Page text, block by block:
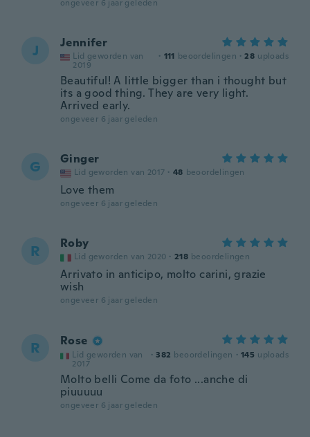
ongeveer 6 jaar geleden
J Jennifer
Lid geworden van
2019
· 111 beoordelingen · 28 uploads
Beautiful! A little bigger than i thought but
its a good thing. They are very light.
Arrived early.
ongeveer 6 jaar geleden
G Ginger
Lid geworden van 2017 · 48 beoordelingen
Love them
ongeveer 6 jaar geleden
R Roby
Lid geworden van 2020 · 218 beoordelingen
Arrivato in anticipo, molto carini, grazie
wish
ongeveer 6 jaar geleden
R Rose
Lid geworden van
2017
· 382 beoordelingen · 145 uploads
Molto belli Come da foto ...anche di
piuuuuu
ongeveer 6 jaar geleden